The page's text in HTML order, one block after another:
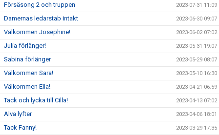
Försäsong 2 och truppen 2023-07-31 11:09
Damernas ledarstab intakt 2023-06-30 09:07
Välkommen Josephine! 2023-06-02 07:02
Julia förlänger! 2023-05-31 19:07
Sabina förlänger 2023-05-29 08:07
Välkommen Sara! 2023-05-10 16:30
Välkommen Ella! 2023-04-21 06:59
Tack och lycka till Cilla! 2023-04-13 07:02
Alva lyfter 2023-04-06 18:01
Tack Fanny! 2023-03-29 17:35